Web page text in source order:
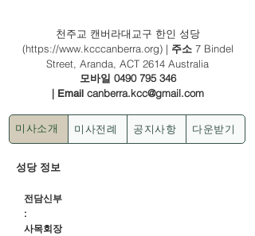
천주교 캔버라대교구 한인 성당
(https://www.kcccanberra.org) | 주소 7 Bindel
Street, Aranda, ACT 2614 Australia
모바일 0490 795 346
| Email canberra.kcc@gmail.com
미사소개 미사전례 공지사항 다운받기
성당 정보
전담신부
:
사목회장